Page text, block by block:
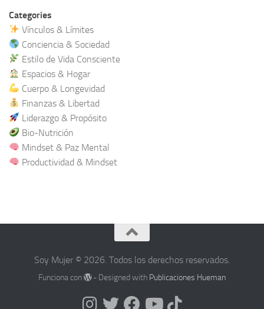
Categories
Vínculos & Límites
Conciencia & Sociedad
Estilo de Vida Consciente
Espacios & Hogar
Cuerpo & Longevidad
Finanzas & Libertad
Liderazgo & Propósito
Bio-Nutrición
Mindset & Paz Mental
Productividad & Mindset
Soy Mujer © 2026. Todos los derechos reservados.
Funciona con - Designed with Publicaciones Hueman